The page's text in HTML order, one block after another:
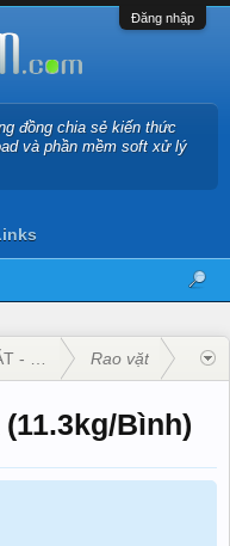
Đăng nhập
đồng chia sẻ kiến thức
và phần mềm soft xử lý
- KINH DOANH
Rao vặt
Bình)